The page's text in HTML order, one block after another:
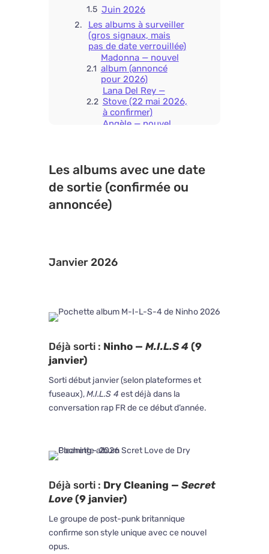
Juin 2026
Les albums à surveiller
(gros signaux, mais
pas de date verrouillée)
Madonna — nouvel
album (annoncé
pour 2026)
Lana Del Rey —
Stove (22 mai 2026,
à confirmer)
Angèle — nouvel
nouvel album
(bruits de couloir +
presse pop)
Related Articles
Concert BTS sur
Pour ne rien
manquer, inscrivez-
Success!
Les albums avec une date
de sortie (confirmée ou
annoncée)
Janvier 2026
Déjà sorti : Ninho — M.I.L.S 4 (9
janvier)
Sorti début janvier (selon plateformes et
fuseaux),M.I.L.S 4 est déjà dans la
conversation rap FR de ce début d’année.
Déjà sorti : Dry Cleaning — Secret
Love(9 janvier)
Le groupe de post-punk britannique
confirme son style unique avec ce nouvel
opus.